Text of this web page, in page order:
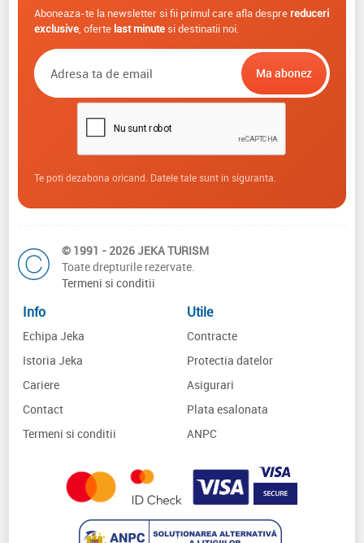
Aboneaza-te la newsletter si fii primul care afla despre reduceri
exclusive, oferte last minutesi destinatii noi.
Te poti dezabona oricand. Datele tale sunt in siguranta.
© 1991 - 2026 JEKA TURISM
Toate drepturile rezervate.
Termeni si conditii
Info
Echipa Jeka
Istoria Jeka
Cariere
Contact
Termeni si conditii
Utile
Contracte
Protectia datelor
Asigurari
Plata esalonata
ANPC